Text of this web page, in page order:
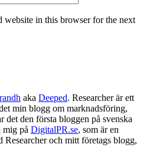
website in this browser for the next
aka Deeped. Researcher är ett
min blogg om marknadsföring,
det den första bloggen på svenska
mig på DigitalPR.se, som är en
Researcher och mitt företags blogg,